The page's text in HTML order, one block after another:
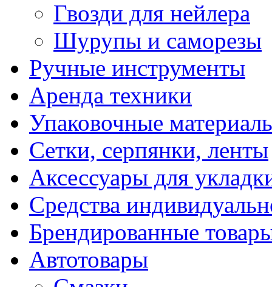
Гвозди для нейлера
Шурупы и саморезы
Ручные инструменты
Аренда техники
Упаковочные
Сетки, серпянки, ленты
Аксессуары для
Средства
Брендированные
Автотовары